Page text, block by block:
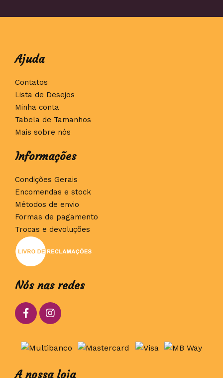
Ajuda
Contatos
Lista de Desejos
Minha conta
Tabela de Tamanhos
Mais sobre nós
Informações
Condições Gerais
Encomendas e stock
Métodos de envio
Formas de pagamento
Trocas e devoluções
Nós nas redes
A nossa loja